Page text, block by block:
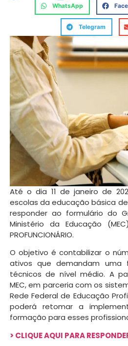
WhatsApp
Telegram
Até o dia 11 de janeiro de
escolas da educação básica
responder ao formulário do
Ministério da Educação
PROFUNCIONÁRIO.
O objetivo é contabilizar o
ativos que demandam uma
técnicos de nível médio. A
MEC, em parceria com os
Rede Federal de Educação
poderá retomar a
formação para esses
> CLIQUE AQUI PARA